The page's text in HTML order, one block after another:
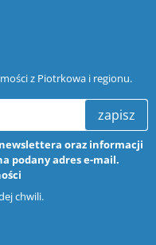
z Piotrkowa i regionu.
zapisz
oraz informacji
podany adres e-mail.
chwili.